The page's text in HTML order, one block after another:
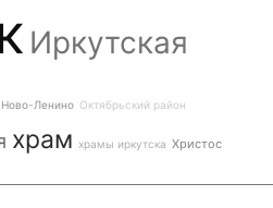
Иркутская
Ново-Ленино Октябрьский район
храм храмы иркутска Христос